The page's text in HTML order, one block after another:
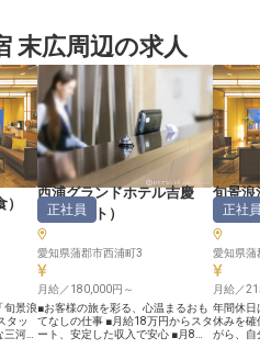
囲ま
に最高
スタッ
提供し
たち
動力
を込
忘れら
きまし
なし
り豊
】
長く
いま
制で
、仕
ま
も
生活
約業
いを大
るや
を活
スル」で、お客様の滞在を最初に演
出する宿泊予約スタッフとして活躍
しませんか？お客様一人ひとりのご
要望に寄り添い、最適な宿泊プラン
をご提案。 電話やメールでの丁寧
な対応から、お客様の素敵な思い出
づくりがスタートします。旅行代理
店との連携やWebサイトからの予約
管理など、宿泊部門の要として幅広
い業務にチャレンジできます！ ー
ー【成長できる環境で、ホテルのプ
ロフェッショナルへ】 充実した研
修制度で、ホテル業界未経験の方も
安心してスタートできます！先輩ス
タッフが丁寧にサポートするので、
宿泊予約のノウハウを着実に身につ
けられます。 シフト制で働きやす
く、従業員食堂でのお食事も魅力の
一つ。定期健康診断や社内割引制度
など福利厚生も充実しており、長く
安心して働ける環境です。 おもて
なしの心を大切にする仲間たちと一
緒に、お客様に感動を届ける素敵な
ホテルライフを始めませんか？
お客様に
め、予約
ル対応な
大切な
環境で、
をサポ
てなし
す！ ーー【成長できる環境で、ホ
スピタリ
の出会い
くれる
は、シ
えていま
もちろん
リーニン
に寄り添
に、グル
用でき
なし」
できま
ろん、英
す。あな
末広周辺の求人
）
旬景浪
タッ
河の
西浦グランドホテル吉慶
（フロント ）
正社員
愛知県蒲郡市西浦町3
月給／180,000円～
■お客様の旅を彩る、心温まるおも
てなしの仕事 ■月給18万円からスタ
ート、安定した収入で安心 ■月8日
旬景浪
（洋食
正社員
愛知県蒲
月給／
年間休日
休みを確
がら、自